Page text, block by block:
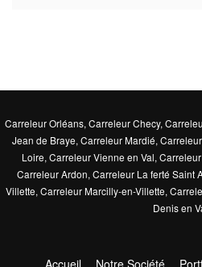
Carreleur Orléans,Carreleur Checy,
Jean de Braye,Carreleur Mardié,
Loire,Carreleur Vienne en Val,
Carreleur Ardon,Carreleur La ferté Saint
Villette,Carreleur Marcilly-en-Villette,
Denis en